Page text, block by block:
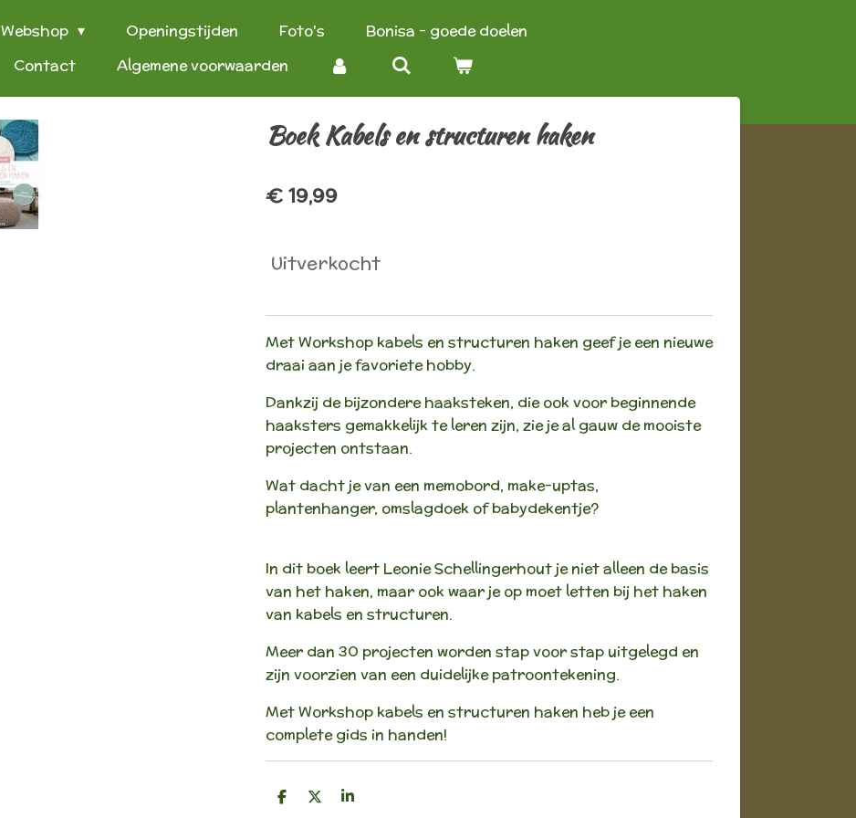
Webshop Openingstijden Foto's
Bonisa - goede doelen
Contact Algemene voorwaarden
Boek Kabels en structuren haken
€ 19,99
Uitverkocht
Met Workshop kabels en structuren haken geef je een nieuwe
draai aan je favoriete hobby.
Dankzij de bijzondere haaksteken, die ook voor beginnende
haaksters gemakkelijk te leren zijn, zie je al gauw de mooiste
projecten ontstaan.
Wat dacht je van een memobord, make-uptas,
plantenhanger, omslagdoek of babydekentje?
In dit boek leert Leonie Schellingerhout je niet alleen de basis
van het haken, maar ook waar je op moet letten bij het haken
van kabels en structuren.
Meer dan 30 projecten worden stap voor stap uitgelegd en
zijn voorzien van een duidelijke patroontekening.
Met Workshop kabels en structuren haken heb je een
complete gids in handen!
D
D
S